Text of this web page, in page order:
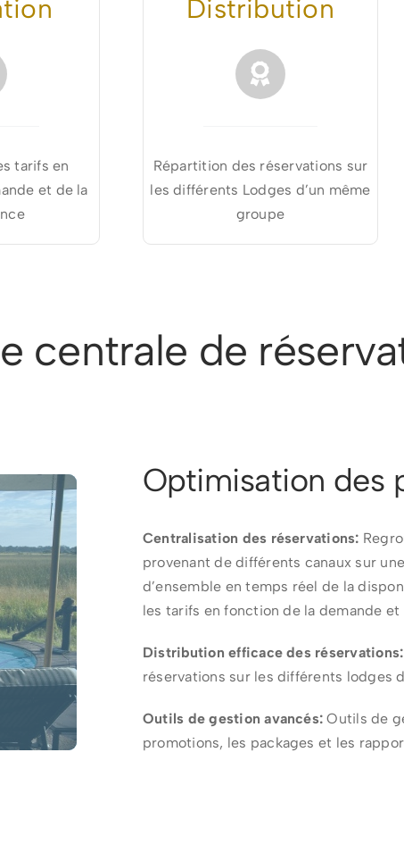
tarifs en
et de la
Distribution
Répartition des réservations sur
les différents Lodges d’un même
groupe
centrale de
Optimisation des
Centralisation des réservations:
provenant de différents canaux sur
d’ensemble en temps réel de la
les tarifs en fonction de la demande
Distribution efficace des réservations:
réservations sur les différents lodges
Outils de gestion avancés: Outils de
promotions, les packages et les